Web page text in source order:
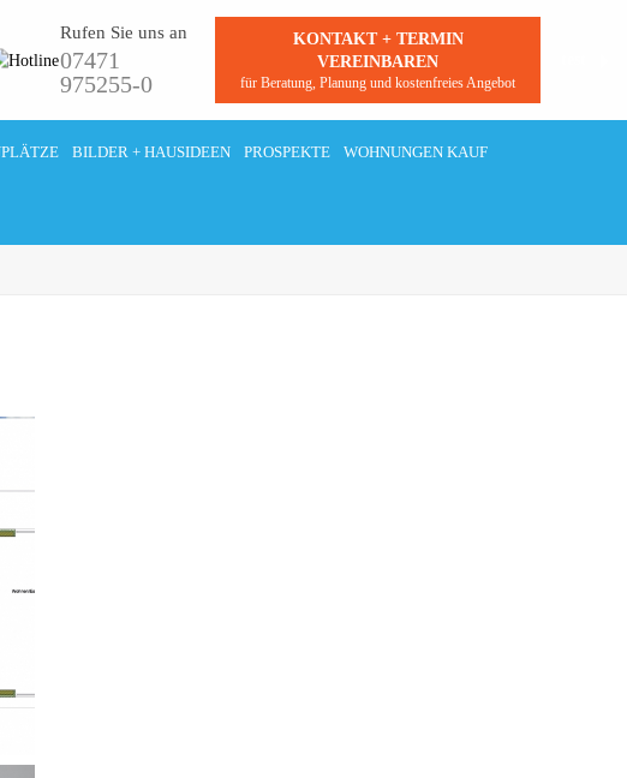
Rufen Sie uns an
07471
975255-0
KONTAKT + TERMIN
VEREINBAREN
für Beratung, Planung und kostenfreies Angebot
BILDER + HAUSIDEEN PROSPEKTE WOHNUNGEN KAUF